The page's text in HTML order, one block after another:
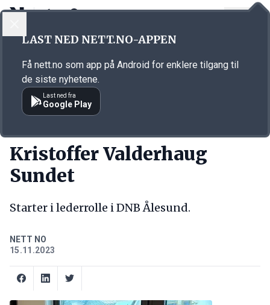
Annonsørinnhold
Kristoffer Valderhaug
Sundet
Starter i lederrolle i DNB Ålesund.
NETT NO
15.11.2023
LAST NED NETT.NO-APPEN
Få nett.no som app på Android for enklere tilgang til
de siste nyhetene.
Last ned fra
Google Play